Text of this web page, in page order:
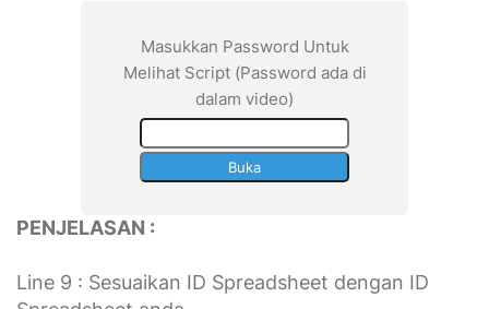
Masukkan Password Untuk
Melihat Script (Password ada di
dalam video)
PENJELASAN :
Line 9 : Sesuaikan ID Spreadsheet dengan ID